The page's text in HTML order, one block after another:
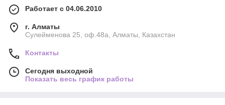
Работает с 04.06.2010
г. Алматы
Сулейменова 25, оф.48а, Алматы, Казахстан
Контакты
Сегодня выходной
Показать весь график работы